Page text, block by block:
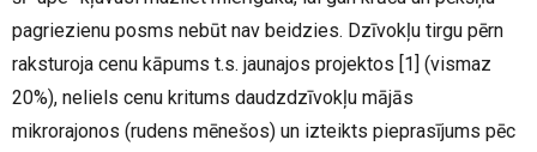
pagriezienu posms nebūt nav beidzies. Dzīvokļu tirgu pērn
raksturoja cenu kāpums t.s. jaunajos projektos [1] (vismaz
20%), neliels cenu kritums daudzdzīvokļu mājās
mikrorajonos (rudens mēnešos) un izteikts pieprasījums pēc